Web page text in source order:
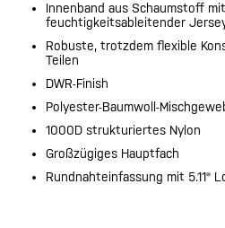
Innenband aus Schaumstoff mit
feuchtigkeitsableitender
Robuste, trotzdem flexible
Teilen
DWR-Finish
Polyester-Baumwoll-
1000D strukturiertes Nylon
Großzügiges Hauptfach
Rundnahteinfassung mit 5.11®